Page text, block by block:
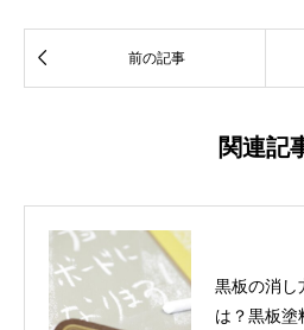
 前の記事
関連記
黒板の消
は？黒板塗